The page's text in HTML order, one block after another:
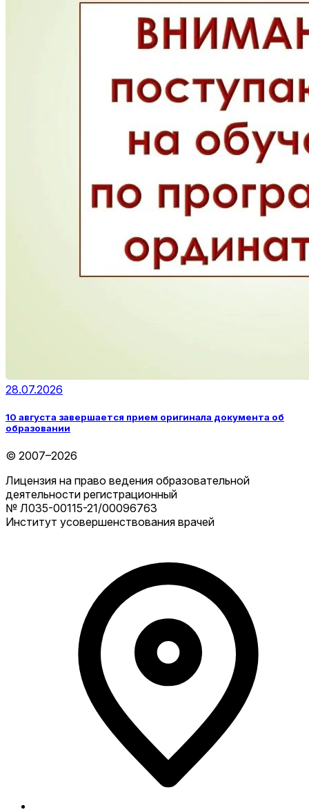
28.07.2026
10 августа завершается прием оригинала документа об
образовании
© 2007–2026
Лицензия на право ведения образовательной
деятельности регистрационный
№ Л035-00115-21/00096763
Институт усовершенствования врачей